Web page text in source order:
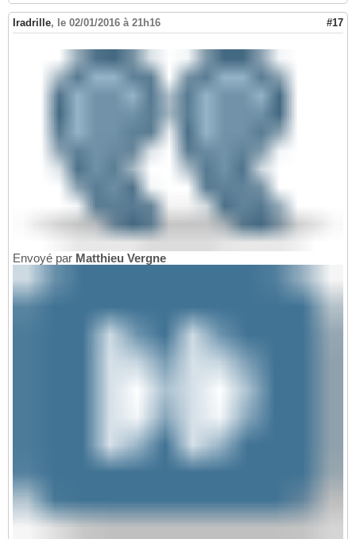
Iradrille, le 02/01/2016 à 21h16 #17
Envoyé par Matthieu Vergne